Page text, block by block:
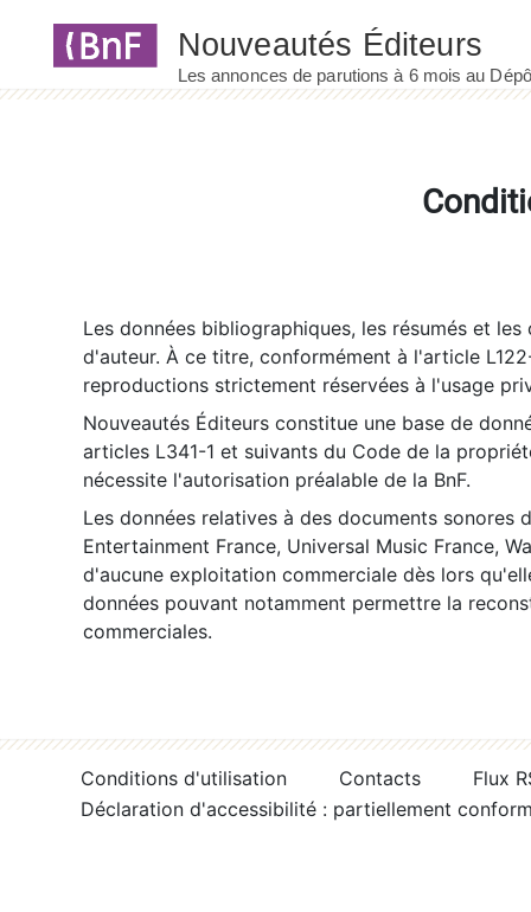
Les données bibliographiques, les résumés et
d'auteur. À ce titre, conformément à l'article
reproductions strictement réservées à l'usage
Nouveautés Éditeurs constitue une base de
articles L341-1 et suivants du Code de la
nécessite l'autorisation préalable de la BnF.
Les données relatives à des documents sonores
Entertainment France, Universal Music France,
d'aucune exploitation commerciale dès lors
données pouvant notamment permettre la
commerciales.
Conditions d'utilisation Contacts
Flux
Déclaration d'accessibilité : partiellement